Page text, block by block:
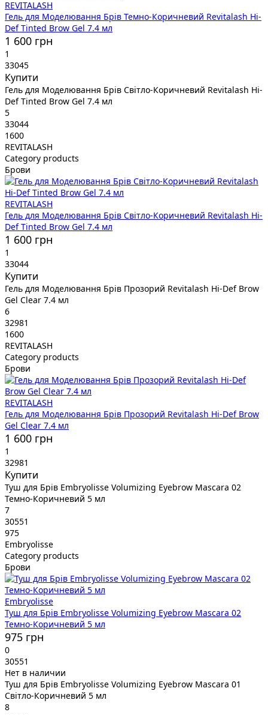
REVITALASH
Гель для Моделювання Брів Темно-Коричневий Revitalash Hi-
Def Tinted Brow Gel 7.4 мл
1 600 грн
1
33045
Купити
Гель для Моделювання Брів Світло-Коричневий Revitalash Hi-
Def Tinted Brow Gel 7.4 мл
5
33044
1600
REVITALASH
Category products
Брови
REVITALASH
Гель для Моделювання Брів Світло-Коричневий Revitalash Hi-
Def Tinted Brow Gel 7.4 мл
1 600 грн
1
33044
Купити
Гель для Моделювання Брів Прозорий Revitalash Hi-Def Brow
Gel Clear 7.4 мл
6
32981
1600
REVITALASH
Category products
Брови
REVITALASH
Гель для Моделювання Брів Прозорий Revitalash Hi-Def Brow
Gel Clear 7.4 мл
1 600 грн
1
32981
Купити
Туш для Брів Embryolisse Volumizing Eyebrow Mascara 02
Темно-Коричневий 5 мл
7
30551
975
Embryolisse
Category products
Брови
Embryolisse
Туш для Брів Embryolisse Volumizing Eyebrow Mascara 02
Темно-Коричневий 5 мл
975 грн
0
30551
Нет в наличии
Туш для Брів Embryolisse Volumizing Eyebrow Mascara 01
Світло-Коричневий 5 мл
8